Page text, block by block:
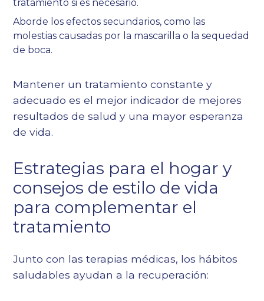
tratamiento si es necesario.
Aborde los efectos secundarios, como las
molestias causadas por la mascarilla o la sequedad
de boca.
Mantener un tratamiento constante y
adecuado es el mejor indicador de mejores
resultados de salud y una mayor esperanza
de vida.
Estrategias para el hogar y
consejos de estilo de vida
para complementar el
tratamiento
Junto con las terapias médicas, los hábitos
saludables ayudan a la recuperación: